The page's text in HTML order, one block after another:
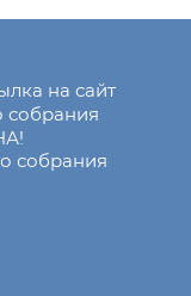
на сайт
собрания
собрания